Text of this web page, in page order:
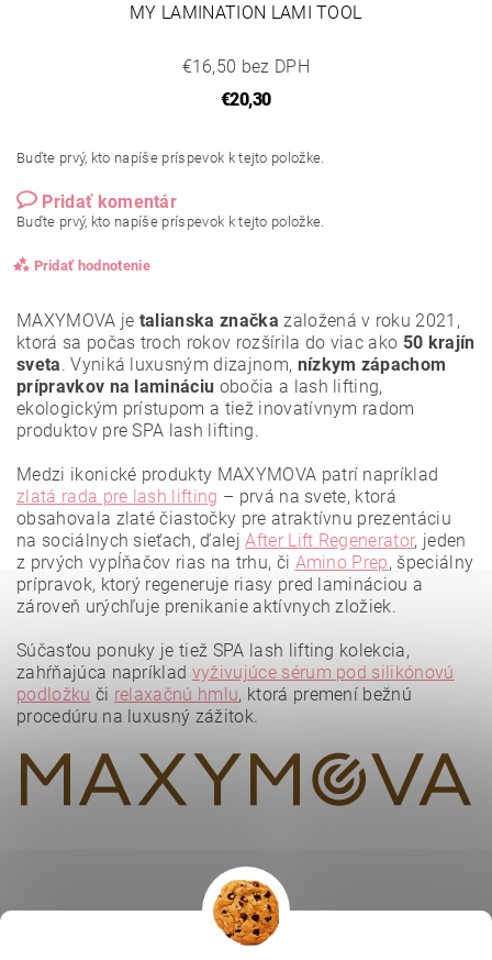
MY LAMINATION LAMI TOOL
€16,50 bez DPH
€20,30
Buďte prvý, kto napíše príspevok k tejto položke.
Pridať komentár
Buďte prvý, kto napíše príspevok k tejto položke.
Pridať hodnotenie
Vložením hodnotenie súhlasíte spodmienkami ochrany
MAXYMOVA je talianska značka založená v roku 2021,
ktorá sa počas troch rokov rozšírila do viac ako 50 krajín
sveta. Vyniká luxusným dizajnom, nízkym zápachom
prípravkov na lamináciu obočia a lash lifting,
ekologickým prístupom a tiež inovatívnym radom
produktov pre SPA lash lifting.
Medzi ikonické produkty MAXYMOVA patrí napríklad
zlatá rada pre lash lifting – prvá na svete, ktorá
obsahovala zlaté čiastočky pre atraktívnu prezentáciu
na sociálnych sieťach, ďalejAfter Lift Regenerator, jeden
z prvých vypĺňačov rias na trhu, či Amino Prep, špeciálny
prípravok, ktorý regeneruje riasy pred lamináciou a
zároveň urýchľuje prenikanie aktívnych zložiek.
Súčasťou ponuky je tiež SPA lash lifting kolekcia,
zahŕňajúca napríklad vyživujúce sérum pod silikónovú
podložku či relaxačnú hmlu, ktorá premení bežnú
procedúru na luxusný zážitok.